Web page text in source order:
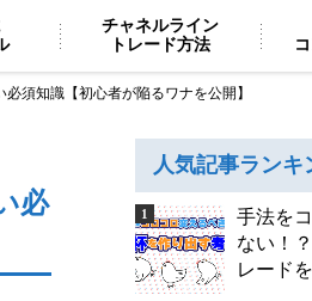
チャネルライン
トレード方法
須知識【初心者が陥るワナを公開】
必
人気記事ランキ
手法を
ない！
レード